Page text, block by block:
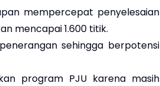
mempercepat penyelesaian
mencapai 1.600 titik.
sehingga berpotensi
program PJU karena masih